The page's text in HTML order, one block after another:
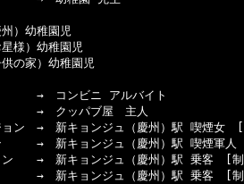
幼稚園児
幼稚園児
）幼稚園児
　コンビニ アルバイト
　クッパブ屋　主人
　新キョンジュ（慶州）駅 喫煙女　[
新キョンジュ（慶州）駅 喫煙軍人
　新キョンジュ（慶州）駅 乗客　[制
　新キョンジュ（慶州）駅 乗客　[制